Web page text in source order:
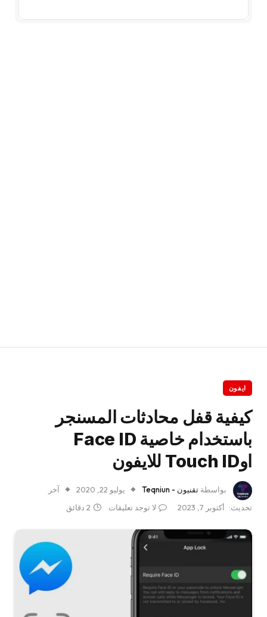
ايفون
كيفية قفل محادثات المسنجر
باستخدام خاصية Face ID
اوTouch ID للايفون
بواسطة تقنيون - Teqniun يوليو 22, 2020
آخر
تحديث:
أكتوبر 7, 2023 لا توجد تعليقات 2 دقائق